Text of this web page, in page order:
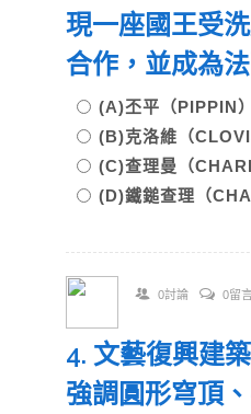
現一座國王受
合作，並成為
(A)丕平（
(B)克洛維（
(C)查理曼（
(D)鐵鎚查理（
0討論 0留
4. 文藝復興建
強調圓形穹頂